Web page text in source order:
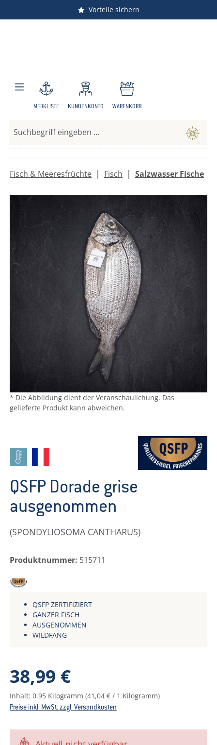
Zum Hauptinhalt springen
Vorteile sichern
Versandkostenfrei ab 150 €
MERKLISTE KUNDENKONTO WARENKORB
Fisch & Meeresfrüchte | Fisch | Salzwasser Fische
Bildergalerie überspringen
* Die Abbildung dient der Veranschaulichung. Das
gelieferte Produkt kann abweichen.
QSFP Dorade grise
ausgenommen
(SPONDYLIOSOMA CANTHARUS)
Produktnummer: 515711
QSFP ZERTIFIZIERT
GANZER FISCH
AUSGENOMMEN
WILDFANG
Regulärer Preis:
38,99 €
Inhalt: 0.95 Kilogramm (41,04 € / 1 Kilogramm)
Preise inkl. MwSt. zzgl. Versandkosten